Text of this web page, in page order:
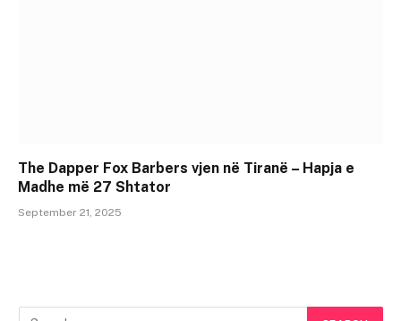
The Dapper Fox Barbers vjen në Tiranë – Hapja e
Madhe më 27 Shtator
September 21, 2025